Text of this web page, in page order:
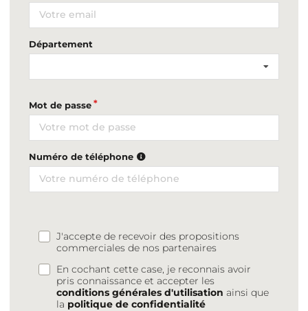
Département
Mot de passe
Numéro de téléphone
J'accepte de recevoir des propositions
commerciales de nos partenaires
En cochant cette case, je reconnais avoir
pris connaissance et accepter les
conditions générales d'utilisation ainsi que
la politique de confidentialité